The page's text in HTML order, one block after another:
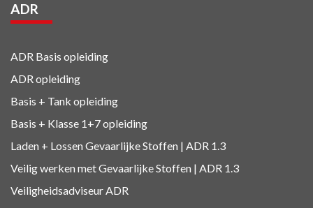
ADR
ADR Basis opleiding
ADR opleiding
Basis + Tank opleiding
Basis + Klasse 1+7opleiding
Laden + Lossen Gevaarlijke Stoffen | ADR 1.3
Veilig werken met Gevaarlijke Stoffen | ADR 1.3
Veiligheidsadviseur ADR